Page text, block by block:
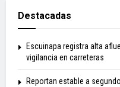
Destacadas
Escuinapa registra alta
vigilancia en carreteras
Reportan estable a